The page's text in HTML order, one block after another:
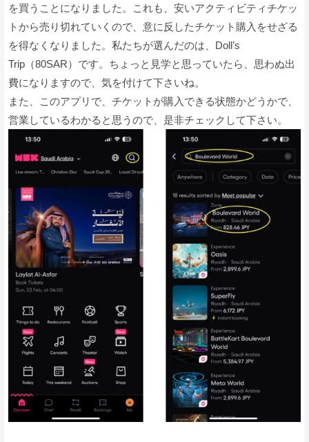
を買うことになりました。これも、安いアクティビティチケッ
トから売り切れていくので、意に反したチケット購入をせざる
を得なくなりました。私たちが選んだのは、Doll’s
Trip（80SAR）です。ちょっと見学と思っていたら、思わぬ出
費になりますので、気を付けて下さいね。
また、このアプリで、チケットが購入できる状態かどうかで、
営業しているわかると思うので、是非チェックして下さい。